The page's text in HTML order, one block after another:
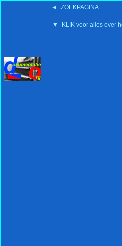
◄ ZOEKPAGINA
▼ KLIK voor alles over
'15:19 19-2-2008